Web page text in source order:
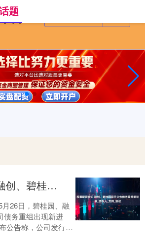
题
股票配资常识 融创、碧桂园同日公告债务重组新进展_债权人_支持_协议
26日，碧桂园、融
债务重组出现新进
公告称，公司发行的
券及强制可转换债